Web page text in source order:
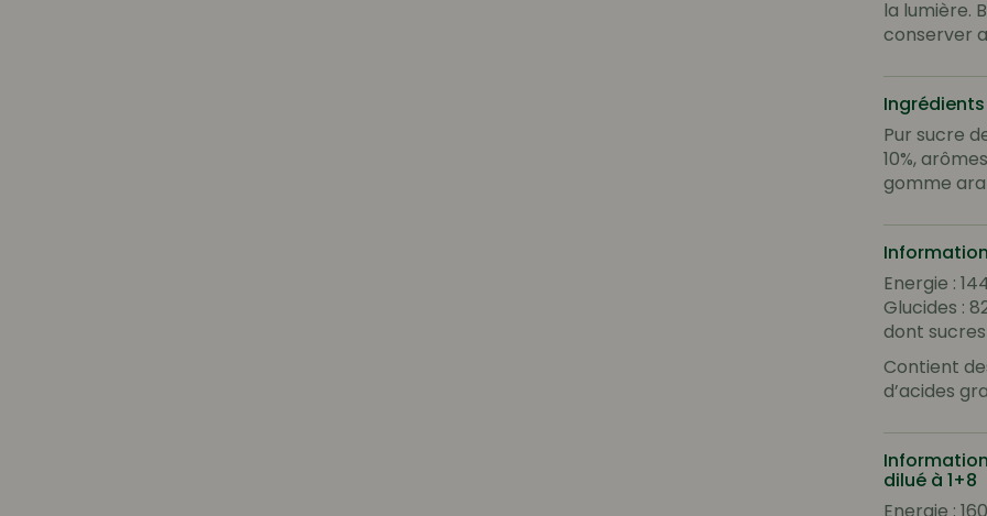
la lumière.
conserver
Ingrédients
Pur sucre
10%,
gomme
Energie :
Glucides :
dont sucres
Contient
d’acides
dilué à 1+8